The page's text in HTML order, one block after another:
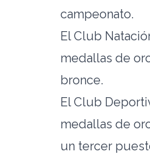
campeonato.
El Club
medallas de
bronce.
El Club
medallas de
un tercer